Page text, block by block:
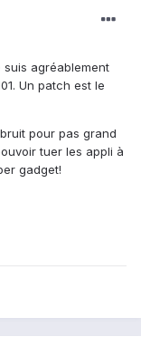
agréablement
Un patch est le
pour pas grand
tuer les appli à
gadget!